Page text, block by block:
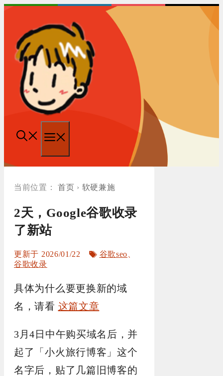
跳
单
首页 › 软硬兼施
2天，Google谷歌收录
了新站
2026/01/22
标
谷歌seo
谷歌收录
具体为什么要更换新的域
名，请看 这篇文章
3月4日中午购买域名后，并
起了「小火旅行博客」这个
名字后，贴了几篇旧博客的